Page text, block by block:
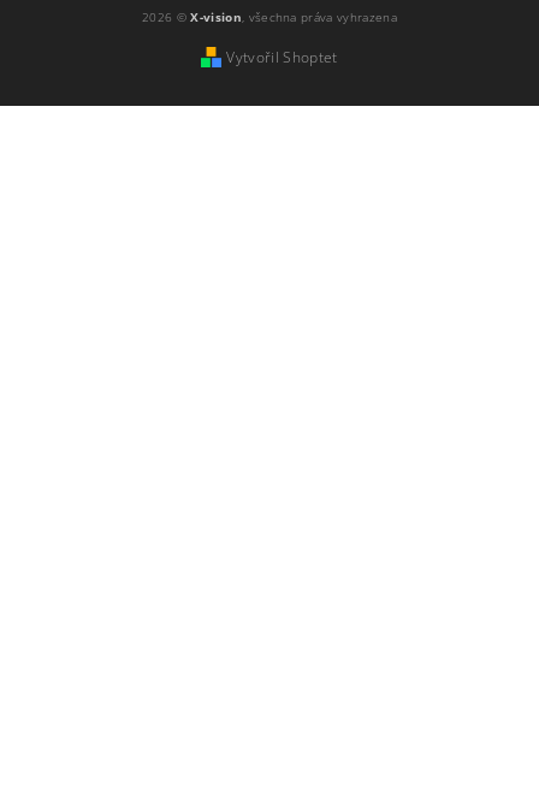
2026 ©X-vision, všechna práva vyhrazena
Vytvořil Shoptet